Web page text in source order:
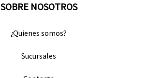
SOBRE NOSOTROS
¿Quienes somos?
Sucursales